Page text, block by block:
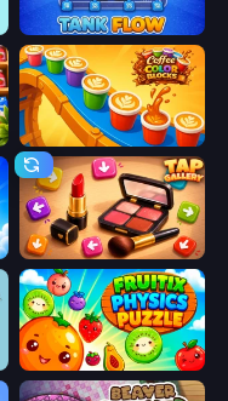
TankFlow.io
Coffee Color Blocks
Tap Gallery
Fruitix: Physics Puzzle